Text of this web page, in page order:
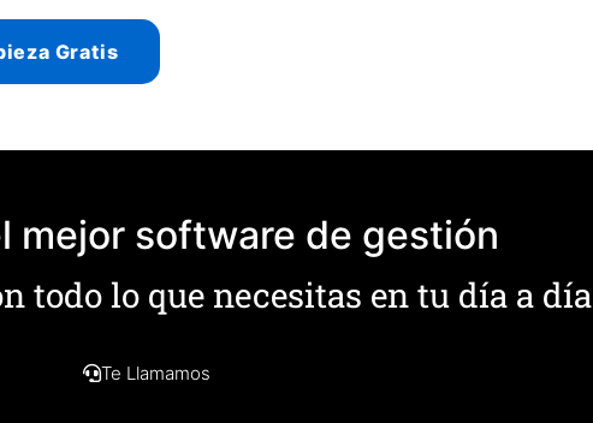
Gratis
mejor software de gestión
todo lo que necesitas en tu día a día
Te Llamamos